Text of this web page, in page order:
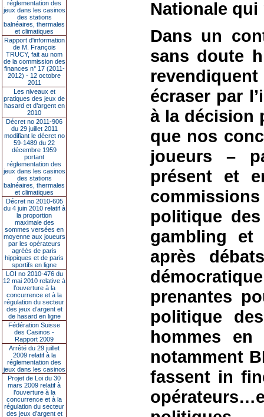
réglementation des
jeux dans les casinos
des stations
balnéaires, thermales
et climatiques
Rapport d'information
de M. François
TRUCY, fait au nom
de la commission des
finances n° 17 (2011-
2012) - 12 octobre
2011
Les niveaux et
pratiques des jeux de
hasard et d’argent en
2010
Décret no 2011-906
du 29 juillet 2011
modifiant le décret no
59-1489 du 22
décembre 1959
portant
réglementation des
jeux dans les casinos
des stations
balnéaires, thermales
et climatiques
Décret no 2010-605
du 4 juin 2010 relatif à
la proportion
maximale des
sommes versées en
moyenne aux joueurs
par les opérateurs
agréés de paris
hippiques et de paris
sportifs en ligne
LOI no 2010-476 du
12 mai 2010 relative à
l’ouverture à la
concurrence et à la
régulation du secteur
des jeux d’argent et
de hasard en ligne
Fédération Suisse
des Casinos -
Rapport 2009
Arrêté du 29 juillet
2009 relatif à la
réglementation des
jeux dans les casinos
Projet de Loi du 30
mars 2009 relatif à
l’ouverture à la
concurrence et à la
régulation du secteur
des jeux d’argent et
Nationale
Dans un
sans doute
écraser par
à la décision
que nos
joueurs –
présent et
politique
gambling et
après
prenantes
politique
hommes
notamment
fassent in